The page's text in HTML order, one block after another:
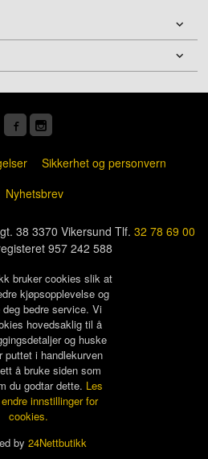
Sikkerhet og personvern
Nyhetsbrev
38 3370 Vikersund Tlf. 32 78 69 00
957 242 588
bruker cookies slik at
kjøpsopplevelse og
bedre service. Vi
hovedsaklig til å
og huske
puttet i handlekurven
å bruke siden som
du godtar dette. Les
endre innstillinger for
cookies.
by 24Nettbutikk